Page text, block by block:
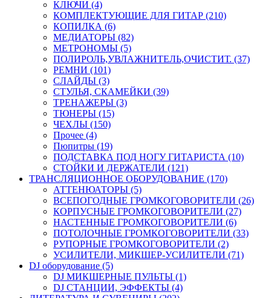
КЛЮЧИ (4)
КОМПЛЕКТУЮЩИЕ ДЛЯ ГИТАР (210)
КОПИЛКА (6)
МЕДИАТОРЫ (82)
МЕТРОНОМЫ (5)
ПОЛИРОЛЬ,УВЛАЖНИТЕЛЬ,ОЧИСТИТ. (37)
РЕМНИ (101)
СЛАЙДЫ (3)
СТУЛЬЯ, СКАМЕЙКИ (39)
ТРЕНАЖЕРЫ (3)
ТЮНЕРЫ (15)
ЧЕХЛЫ (150)
Прочее (4)
Пюпитры (19)
ПОДСТАВКА ПОД НОГУ ГИТАРИСТА (10)
СТОЙКИ И ДЕРЖАТЕЛИ (121)
ТРАНСЛЯЦИОННОЕ ОБОРУДОВАНИЕ (170)
АТТЕНЮАТОРЫ (5)
ВСЕПОГОДНЫЕ ГРОМКОГОВОРИТЕЛИ (26)
КОРПУСНЫЕ ГРОМКОГОВОРИТЕЛИ (27)
НАСТЕННЫЕ ГРОМКОГОВОРИТЕЛИ (6)
ПОТОЛОЧНЫЕ ГРОМКОГОВОРИТЕЛИ (33)
РУПОРНЫЕ ГРОМКОГОВОРИТЕЛИ (2)
УСИЛИТЕЛИ, МИКШЕР-УСИЛИТЕЛИ (71)
DJ оборудование (5)
DJ МИКШЕРНЫЕ ПУЛЬТЫ (1)
DJ СТАНЦИИ, ЭФФЕКТЫ (4)